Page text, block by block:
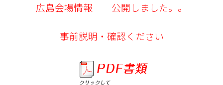
広島会場情報 公開しました。。
事前説明・確認ください